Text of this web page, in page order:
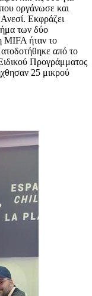
οργάνωσε και
Εκφράζει
των δύο
MIFA ήταν το
από το
Προγράμματος
25 μικρού